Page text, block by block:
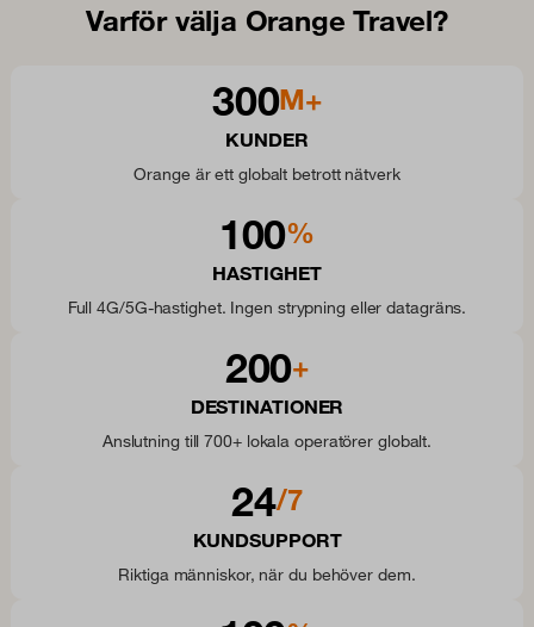
Varför välja Orange Travel?
300M+
KUNDER
Orange är ett globalt betrott nätverk
100%
HASTIGHET
Full 4G/5G-hastighet. Ingen strypning eller datagräns.
200+
DESTINATIONER
Anslutning till 700+ lokala operatörer globalt.
24/7
KUNDSUPPORT
Riktiga människor, när du behöver dem.